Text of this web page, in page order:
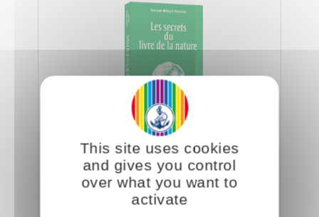
En spiritualité, lire c'est être capable de
déchiffrer le côté subtil et caché des objets et
des créatures.
14.00CHF
This site uses cookies
and gives you control
over what you want to
activate